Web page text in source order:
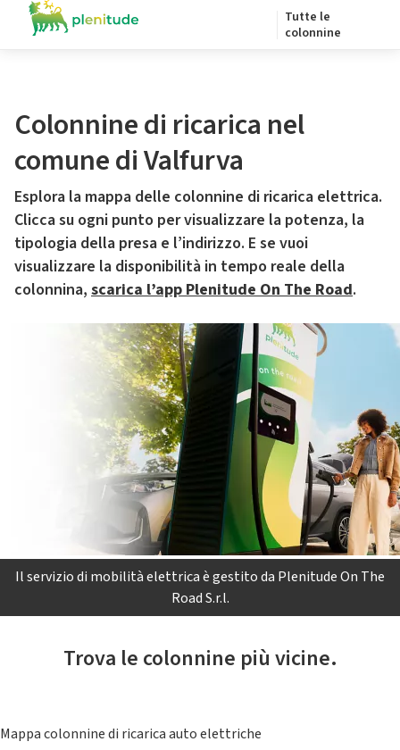
Tutte le
colonnine
Colonnine di ricarica nel
comune di Valfurva
Esplora la mappa delle colonnine di ricarica elettrica.
Clicca su ogni punto per visualizzare la potenza, la
tipologia della presa e l’indirizzo. E se vuoi
visualizzare la disponibilità in tempo reale della
colonnina, scarica l’app Plenitude On The Road.
Il servizio di mobilità elettrica è gestito da Plenitude On The
Road S.r.l.
Trova le colonnine più vicine.
Mappa colonnine di ricarica auto elettriche